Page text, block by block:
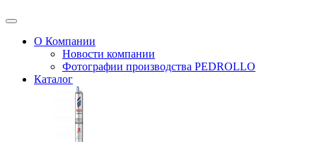
О Компании
Новости компании
Фотографии производства PEDROLLO
Каталог